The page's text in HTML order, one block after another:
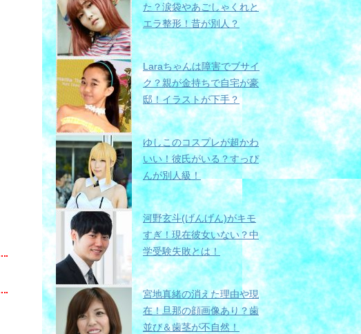
た？涙袋やあごしゃくれと
エラ整形！昔が別人？
Laraちゃんは障害でブサイ
ク？親が金持ちで自宅が豪
邸！イラストが下手？
ゆしこのコスプレが超かわ
いい！彼氏がいる？すっぴ
んが別人級！
河野玄斗(げんげん)がキモ
すぎ！現在彼女いない？中
学受験失敗とは！
宮地真緒の消えた理由や現
在！旦那の顔画像あり？歯
並び＆歯茎が不自然！